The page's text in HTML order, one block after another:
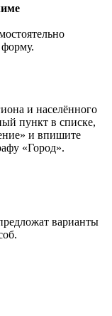
и населённого
пункт в списке,
и впишите
«Город».
варианты